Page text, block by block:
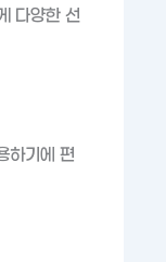
다양한 선
하기에 편